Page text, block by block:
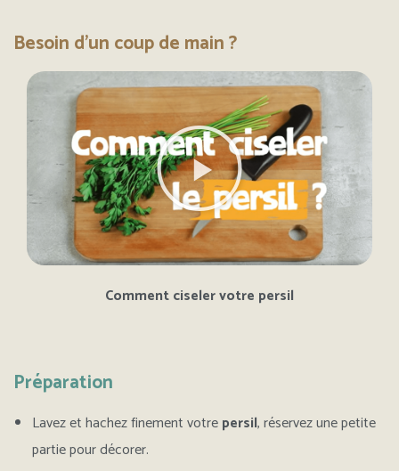
Besoin d'un coup de main ?
Comment ciseler votre persil
Préparation
Lavez et hachez finement votrepersil, réservez une petite
partie pour décorer.